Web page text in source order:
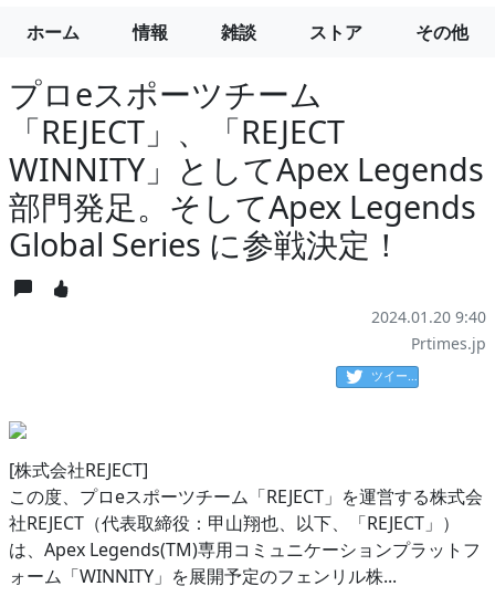
ホーム 情報 雑談 ストア その他
プロeスポーツチーム
「REJECT」、「REJECT
WINNITY」としてApex Legends
部門発足。そしてApex Legends
Global Series に参戦決定！
2024.01.20 9:40
Prtimes.jp
ツイート
[株式会社REJECT]
この度、プロeスポーツチーム「REJECT」を運営する株式会
社REJECT（代表取締役：甲山翔也、以下、「REJECT」）
は、Apex Legends(TM)専用コミュニケーションプラットフ
ォーム「WINNITY」を展開予定のフェンリル株...